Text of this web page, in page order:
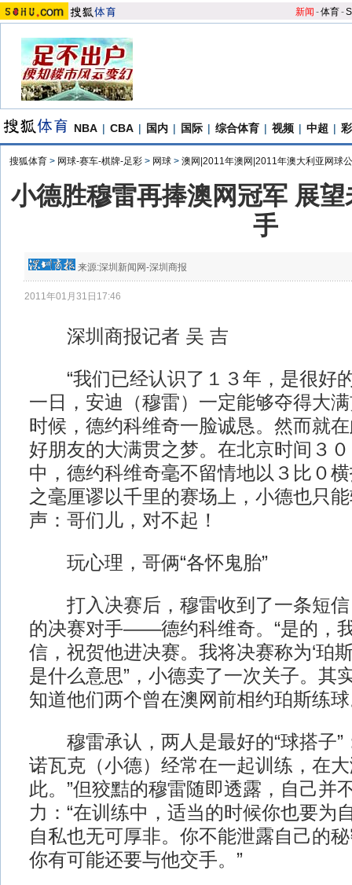
新闻 -体育-S
NBA | CBA | 国内 | 国际 | 综合体育 | 视频 | 中超 |
搜狐体育 > 网球-赛车-棋牌-足彩 > 网球 > 澳网|2011年澳网|2011年澳大利亚网球
小德胜穆雷再捧澳网冠军 展
手
来源:深圳新闻网-深圳商报
2011年01月31日17:46
深圳商报记者 吴 吉
“我们已经认识了１３年，是很好
一日，安迪（穆雷）一定能够夺得大
时候，德约科维奇一脸诚恳。然而就
好朋友的大满贯之梦。在北京时间３
中，德约科维奇毫不留情地以３比０
之毫厘谬以千里的赛场上，小德也只
声：哥们儿，对不起！
玩心理，哥俩“各怀鬼胎”
打入决赛后，穆雷收到了一条短信
的决赛对手——德约科维奇。“是的，
信，祝贺他进决赛。我将决赛称为‘珀
是什么意思”，小德卖了一次关子。其
知道他们两个曾在澳网前相约珀斯练
穆雷承认，两人是最好的“球搭子”
诺瓦克（小德）经常在一起训练，在
此。”但狡黠的穆雷随即透露，自己并
力：“在训练中，适当的时候你也要为
自私也无可厚非。你不能泄露自己的
你有可能还要与他交手。”